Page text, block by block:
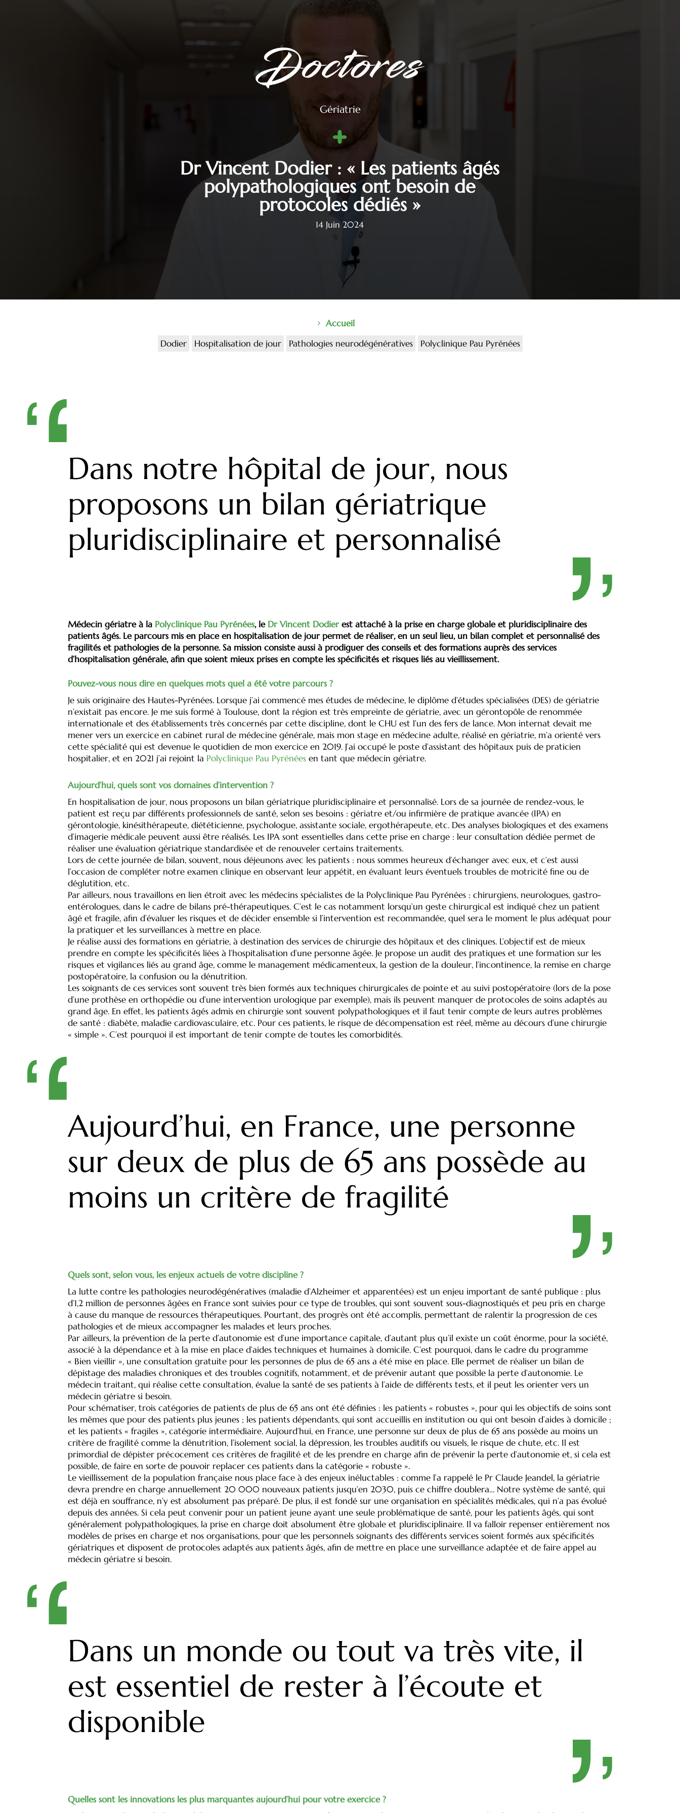
Gériatrie
Dr Vincent Dodier : « Les patients âgés
polypathologiques ont besoin de
protocoles dédiés »
14 Juin 2024
Accueil
Dodier
Hospitalisation de jour Pathologies neurodégénératives Polyclinique Pau Pyrénées
Dans notre hôpital de jour, nous
proposons un bilan gériatrique
pluridisciplinaire et personnalisé
Médecin gériatre à la Polyclinique Pau Pyrénées, le Dr Vincent Dodierest attaché à la prise en charge globale et pluridisciplinaire des
patients âgés. Le parcours mis en place en hospitalisation de jour permet de réaliser, en un seul lieu, un bilan complet et personnalisé des
fragilités et pathologies de la personne. Sa mission consiste aussi à prodiguer des conseils et des formations auprès des services
d’hospitalisation générale, afin que soient mieux prises en compte les spécificités et risques liés au vieillissement.
Pouvez-vous nous dire en quelques mots quel a été votre parcours ?
Je suis originaire des Hautes-Pyrénées. Lorsque j’ai commencé mes études de médecine, le diplôme d’études spécialisées (DES) de gériatrie
n’existait pas encore. Je me suis formé à Toulouse, dont la région est très empreinte de gériatrie, avec un gérontopôle de renommée
internationale et des établissements très concernés par cette discipline, dont le CHU est l’un des fers de lance. Mon internat devait me
mener vers un exercice en cabinet rural de médecine générale, mais mon stage en médecine adulte, réalisé en gériatrie, m’a orienté vers
cette spécialité qui est devenue le quotidien de mon exercice en 2019. J’ai occupé le poste d’assistant des hôpitaux puis de praticien
hospitalier, et en 2021 j’ai rejoint la Polyclinique Pau Pyrénées en tant que médecin gériatre.
Aujourd’hui, quels sont vos domaines d’intervention ?
En hospitalisation de jour, nous proposons un bilan gériatrique pluridisciplinaire et personnalisé. Lors de sa journée de rendez-vous, le
patient est reçu par différents professionnels de santé, selon ses besoins : gériatre et/ou infirmière de pratique avancée (IPA) en
gérontologie, kinésithérapeute, diététicienne, psychologue, assistante sociale, ergothérapeute, etc. Des analyses biologiques et des examens
d’imagerie médicale peuvent aussi être réalisés. Les IPA sont essentielles dans cette prise en charge : leur consultation dédiée permet de
réaliser une évaluation gériatrique standardisée et de renouveler certains traitements.
Lors de cette journée de bilan, souvent, nous déjeunons avec les patients : nous sommes heureux d’échanger avec eux, et c’est aussi
l’occasion de compléter notre examen clinique en observant leur appétit, en évaluant leurs éventuels troubles de motricité fine ou de
déglutition, etc.
Par ailleurs, nous travaillons en lien étroit avec les médecins spécialistes de la Polyclinique Pau Pyrénées : chirurgiens, neurologues, gastro-
entérologues, dans le cadre de bilans pré-thérapeutiques. C’est le cas notamment lorsqu’un geste chirurgical est indiqué chez un patient
âgé et fragile, afin d’évaluer les risques et de décider ensemble si l’intervention est recommandée, quel sera le moment le plus adéquat pour
la pratiquer et les surveillances à mettre en place.
Je réalise aussi des formations en gériatrie, à destination des services de chirurgie des hôpitaux et des cliniques. L’objectif est de mieux
prendre en compte les spécificités liées à l’hospitalisation d’une personne âgée. Je propose un audit des pratiques et une formation sur les
risques et vigilances liés au grand âge, comme le management médicamenteux, la gestion de la douleur, l’incontinence, la remise en charge
postopératoire, la confusion ou la dénutrition.
Les soignants de ces services sont souvent très bien formés aux techniques chirurgicales de pointe et au suivi postopératoire (lors de la pose
d’une prothèse en orthopédie ou d’une intervention urologique par exemple), mais ils peuvent manquer de protocoles de soins adaptés au
grand âge. En effet, les patients âgés admis en chirurgie sont souvent polypathologiques et il faut tenir compte de leurs autres problèmes
de santé : diabète, maladie cardiovasculaire, etc. Pour ces patients, le risque de décompensation est réel, même au décours d’une chirurgie
« simple ». C’est pourquoi il est important de tenir compte de toutes les comorbidités.
Aujourd’hui, en France, une personne
sur deux de plus de 65 ans possède au
moins un critère de fragilité
Quels sont, selon vous, les enjeux actuels de votre discipline ?
La lutte contre les pathologies neurodégénératives (maladie d’Alzheimer et apparentées) est un enjeu important de santé publique : plus
d’1,2 million de personnes âgées en France sont suivies pour ce type de troubles, qui sont souvent sous-diagnostiqués et peu pris en charge
à cause du manque de ressources thérapeutiques. Pourtant, des progrès ont été accomplis, permettant de ralentir la progression de ces
pathologies et de mieux accompagner les malades et leurs proches.
Par ailleurs, la prévention de la perte d’autonomie est d’une importance capitale, d’autant plus qu’il existe un coût énorme, pour la société,
associé à la dépendance et à la mise en place d’aides techniques et humaines à domicile. C’est pourquoi, dans le cadre du programme
« Bien vieillir », une consultation gratuite pour les personnes de plus de 65 ans a été mise en place. Elle permet de réaliser un bilan de
dépistage des maladies chroniques et des troubles cognitifs, notamment, et de prévenir autant que possible la perte d’autonomie. Le
médecin traitant, qui réalise cette consultation, évalue la santé de ses patients à l’aide de différents tests, et il peut les orienter vers un
médecin gériatre si besoin.
Pour schématiser, trois catégories de patients de plus de 65 ans ont été définies : les patients « robustes », pour qui les objectifs de soins sont
les mêmes que pour des patients plus jeunes ; les patients dépendants, qui sont accueillis en institution ou qui ont besoin d’aides à domicile ;
et les patients « fragiles », catégorie intermédiaire. Aujourd’hui, en France, une personne sur deux de plus de 65 ans possède au moins un
critère de fragilité comme la dénutrition, l’isolement social, la dépression, les troubles auditifs ou visuels, le risque de chute, etc. Il est
primordial de dépister précocement ces critères de fragilité et de les prendre en charge afin de prévenir la perte d’autonomie et, si cela est
possible, de faire en sorte de pouvoir replacer ces patients dans la catégorie « robuste ».
Le vieillissement de la population française nous place face à des enjeux inéluctables : comme l’a rappelé le Pr Claude Jeandel, la gériatrie
devra prendre en charge annuellement 20 000 nouveaux patients jusqu’en 2030, puis ce chiffre doublera… Notre système de santé, qui
est déjà en souffrance, n’y est absolument pas préparé. De plus, il est fondé sur une organisation en spécialités médicales, qui n’a pas évolué
depuis des années. Si cela peut convenir pour un patient jeune ayant une seule problématique de santé, pour les patients âgés, qui sont
généralement polypathologiques, la prise en charge doit absolument être globale et pluridisciplinaire. Il va falloir repenser entièrement nos
modèles de prises en charge et nos organisations, pour que les personnels soignants des différents services soient formés aux spécificités
gériatriques et disposent de protocoles adaptés aux patients âgés, afin de mettre en place une surveillance adaptée et de faire appel au
médecin gériatre si besoin.
Dans un monde ou tout va très vite, il
est essentiel de rester à l’écoute et
disponible
Quelles sont les innovations les plus marquantes aujourd’hui pour votre exercice ?